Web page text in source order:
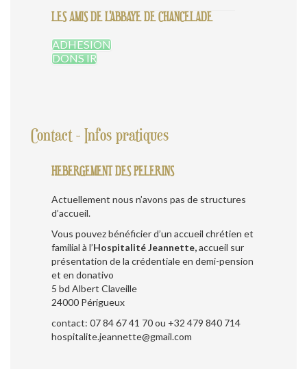
LES AMIS DE L'ABBAYE DE CHANCELADE
ADHESION
DONS IR
Contact - Infos pratiques
HEBERGEMENT DES PELERINS
Actuellement nous n’avons pas de structures
d’accueil.
Vous pouvez bénéficier d’un accueil chrétien et
familial à l’Hospitalité Jeannette,accueil sur
présentation de la crédentiale en demi-pension
et en donativo
5 bd Albert Claveille
24000 Périgueux
contact: 07 84 67 41 70 ou +32 479 840 714
hospitalite.jeannette@gmail.com